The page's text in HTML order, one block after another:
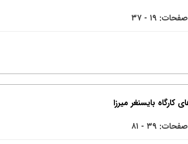
صفحات: ۱۹ - ۳۷
صفحات: ۳۹ - ۸۱